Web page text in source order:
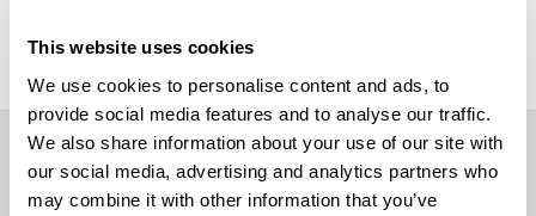
This website uses cookies
We use cookies to personalise content and ads, to
provide social media features and to analyse our traffic.
We also share information about your use of our site with
our social media, advertising and analytics partners who
may combine it with other information that you’ve
Pneumatici aggiuntivi
Servizi aggiuntivi